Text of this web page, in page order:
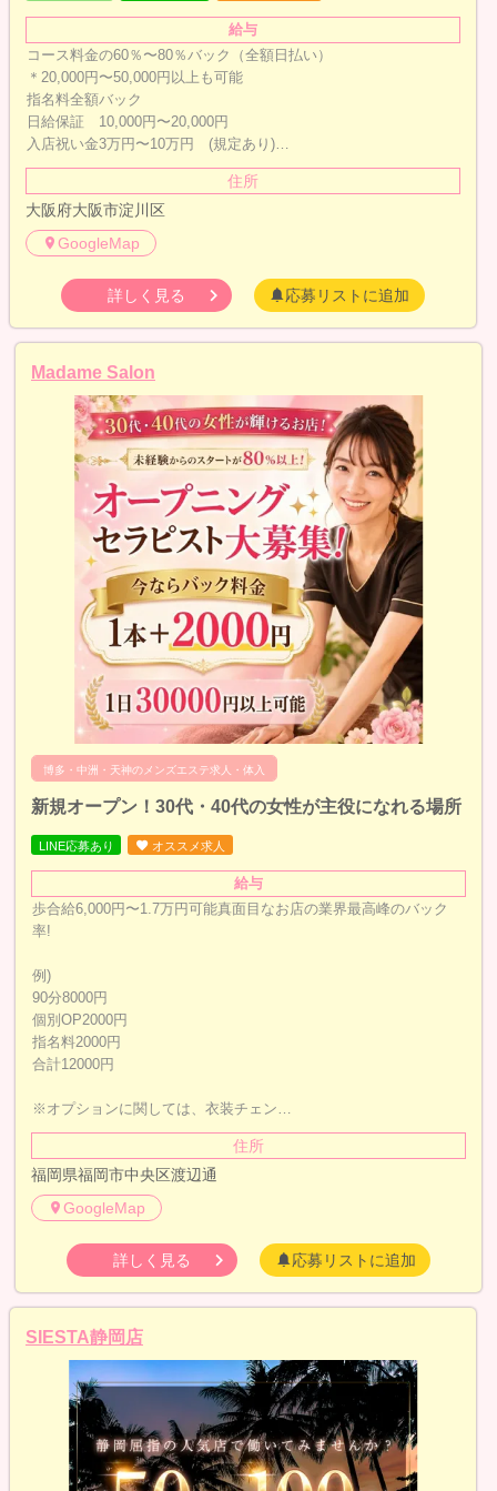
給与
コース料金の60％〜80％バック（全額日払い）
＊20,000円〜50,000円以上も可能
指名料全額バック
日給保証 10,000円〜20,000円
入店祝い金3万円〜10万円 (規定あり)…
住所
大阪府大阪市淀川区
GoogleMap
詳しく見る 応募リストに追加
Madame Salon
博多・中洲・天神のメンズエステ求人・体入
新規オープン！30代・40代の女性が主役になれる場所
LINE応募あり オススメ求人
給与
歩合給6,000円〜1.7万円可能真面目なお店の業界最高峰のバック
率!
例)
90分8000円
個別OP2000円
指名料2000円
合計12000円
※オプションに関しては、衣装チェン…
住所
福岡県福岡市中央区渡辺通
GoogleMap
詳しく見る 応募リストに追加
SIESTA静岡店